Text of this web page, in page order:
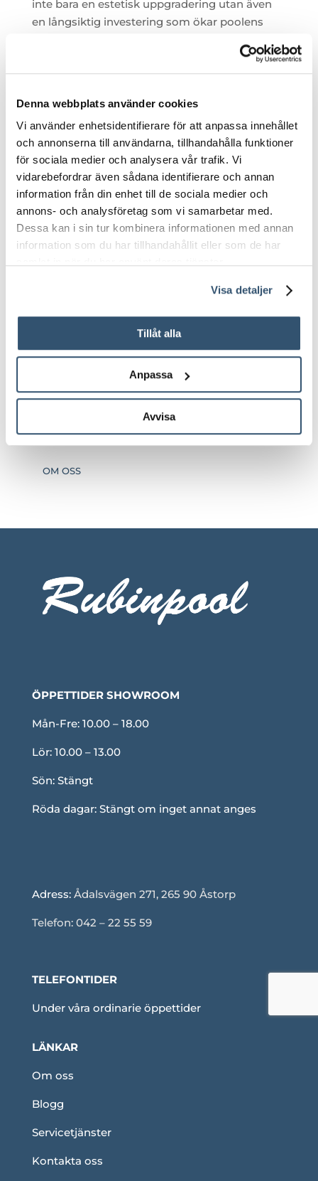
Denna webbplats använder cookies
Vi använder enhetsidentifierare för att anpassa innehållet
och annonserna till användarna, tillhandahålla funktioner
för sociala medier och analysera vår trafik. Vi
vidarebefordrar även sådana identifierare och annan
information från din enhet till de sociala medier och
annons- och analysföretag som vi samarbetar med.
Dessa kan i sin tur kombinera informationen med annan
information som du har tillhandahållit eller som de har
Visa detaljer
Tillåt alla
Anpassa
Avvisa
inte bara en estetisk uppgradering utan även
en långsiktig investering som ökar poolens
KATEGOR
IER
POOL
BASTU / INFRABASTU
KEMIKALIER
TPG - BILVÅRD & RENGÖRING
OM OSS
ÖPPETTIDER SHOWROOM
Mån-Fre: 10.00 – 18.00
Lör: 10.00 – 13.00
Sön: Stängt
Röda dagar: Stängt om inget annat anges
Adress: Ådalsvägen 271, 265 90 Åstorp
Telefon: 042 – 22 55 59
TELEFONTIDER
Under våra ordinarie öppettider
LÄNKAR
Om oss
Blogg
Servicetjänster
Kontakta oss